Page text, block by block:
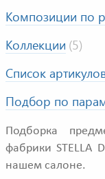
Композиции по
Коллекции (5)
Список
Подбор по
Подборка
фабрики STELLA
нашем салоне.